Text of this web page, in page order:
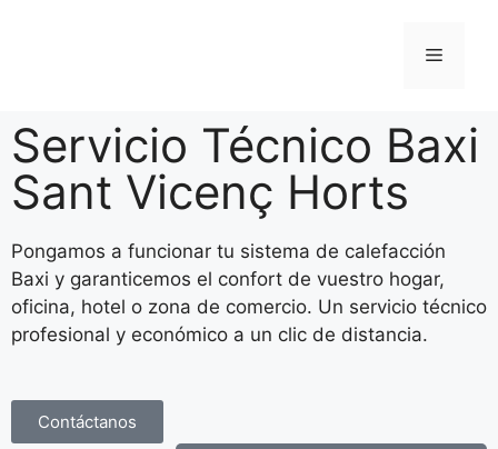
Servicio Técnico Baxi
Sant Vicenç Horts
Pongamos a funcionar tu sistema de calefacción
Baxi y garanticemos el confort de vuestro hogar,
oficina, hotel o zona de comercio. Un servicio técnico
profesional y económico a un clic de distancia.
Contáctanos